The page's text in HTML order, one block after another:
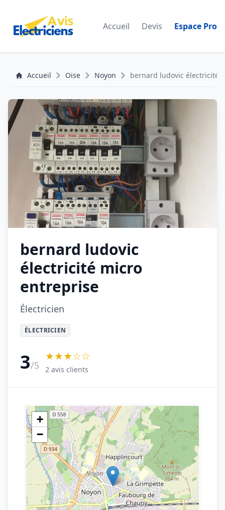
Accueil Devis Espace Pro
Accueil Oise Noyon bernard ludovic électricité
bernard ludovic
électricité micro
entreprise
Électricien
ÉLECTRICIEN
3/5
★★★☆☆
2 avis clients
+
−